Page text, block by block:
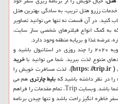
خدمات رزرو هتل تریپ، به سادگی بهترین هتل
كنید. در آن قسمت نه تنها می توانید تصاویر
به كمك انواع فیلترهای شخصی ساز سایت،
عرضه غذا و برپایه منطقه وجود دارد.
حالا كه تصمیم گرفتید كریسمس و ژانویه ۲۰۲۰ را چند روزی در استانبول باشید و
متنوع لذت ببرید. شما می توانید باخرید
(
https: //trip.ir
)، لذت مسافرت خویش را
در نظر داشته باشید كهبلیط چارتریهم می
تواند جزو گزینه های خرید بلیط هواپیما شما باشد. وبسایت Trip، تمام مقدمات را فراهم
خاطره انگیز راحت باشد و تنها چیدن برنامه